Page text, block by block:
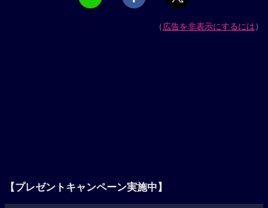
（広告を非表示にするには）
【プレゼントキャンペーン実施中】